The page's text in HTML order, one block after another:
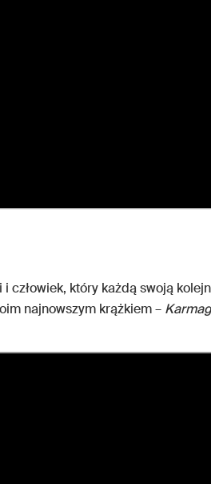
człowiek, który każdą swoją
najnowszym krążkiem –